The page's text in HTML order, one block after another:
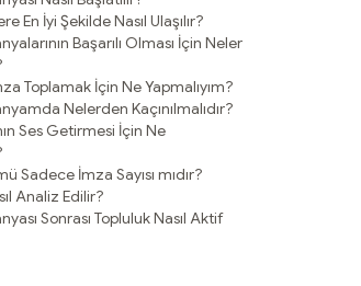
En İyi Şekilde Nasıl Ulaşılır?
Başarılı Olması İçin Neler
Toplamak İçin Ne Yapmalıyım?
Nelerden Kaçınılmalıdır?
Ses Getirmesi İçin Ne
Sadece İmza Sayısı mıdır?
Analiz Edilir?
Sonrası Topluluk Nasıl Aktif